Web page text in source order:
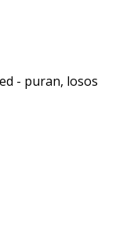
- puran, losos